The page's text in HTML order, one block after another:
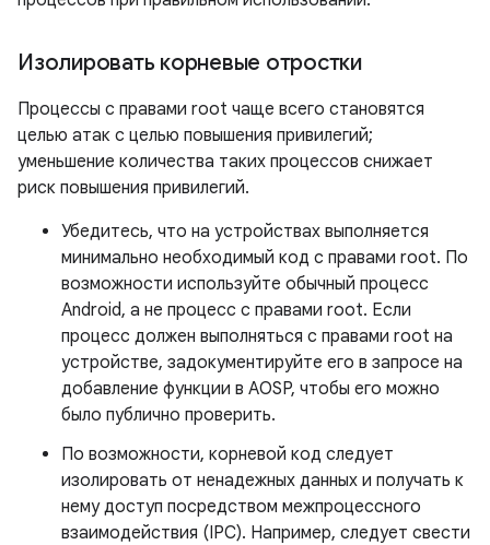
Изолировать корневые отростки
Процессы с правами root чаще всего становятся
целью атак с целью повышения привилегий;
уменьшение количества таких процессов снижает
риск повышения привилегий.
Убедитесь, что на устройствах выполняется
минимально необходимый код с правами root. По
возможности используйте обычный процесс
Android, а не процесс с правами root. Если
процесс должен выполняться с правами root на
устройстве, задокументируйте его в запросе на
добавление функции в AOSP, чтобы его можно
было публично проверить.
По возможности, корневой код следует
изолировать от ненадежных данных и получать к
нему доступ посредством межпроцессного
взаимодействия (IPC). Например, следует свести